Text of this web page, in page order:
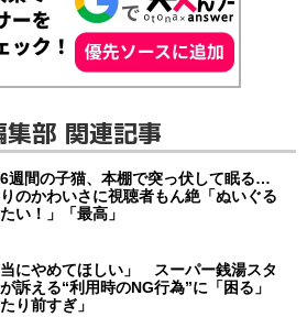
集部 関連記事
週間の子猫、本棚で突っ伏して眠る…
のかわいさに視聴者もん絶「ぬいぐる
い！」「最高」
当にやめてほしい」 スーパー銭湯スタ
訴える“利用時のNG行為”に「困る」
たり前すぎ」